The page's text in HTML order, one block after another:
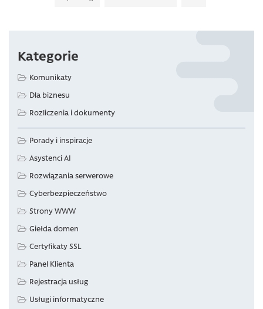
Kategorie
Komunikaty
Dla biznesu
Rozliczenia i dokumenty
Porady i inspiracje
Asystenci AI
Rozwiązania serwerowe
Cyberbezpieczeństwo
Strony WWW
Giełda domen
Certyfikaty SSL
Panel Klienta
Rejestracja usług
Usługi informatyczne